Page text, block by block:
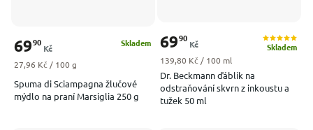
Spuma di Sciampagna žlučové
mýdlo na praní Marsiglia 250 g
Skladem
6990
Kč
Měrná cena:
27,96 Kč / 100 g
Dr. Beckmann ďáblík na
odstraňování skvrn z inkoustu a
tužek 50 ml
Skladem
6990
Kč
Měrná cena:
139,80 Kč / 100 ml